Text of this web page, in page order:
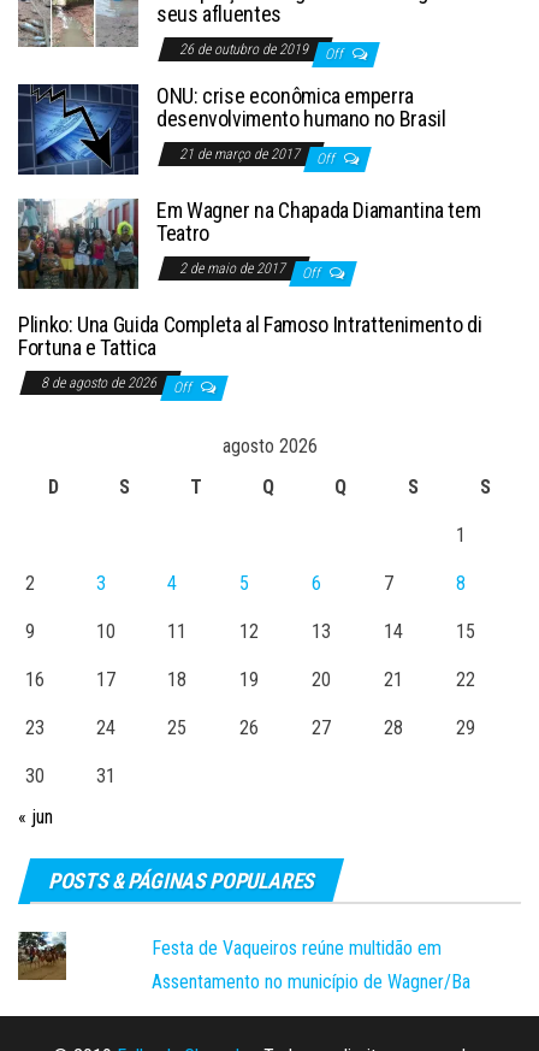
seus afluentes
26 de outubro de 2019 Off
ONU: crise econômica emperra
desenvolvimento humano no Brasil
21 de março de 2017 Off
Em Wagner na Chapada Diamantina tem
Teatro
2 de maio de 2017 Off
Plinko: Una Guida Completa al Famoso Intrattenimento di
Fortuna e Tattica
8 de agosto de 2026 Off
agosto 2026
D
S T Q Q S S
1
2 3 4 5 6 7 8
9 10 11 12 13 14 15
16 17 18 19 20 21 22
23 24 25 26 27 28 29
30
31
« jun
POSTS & PÁGINAS POPULARES
Festa de Vaqueiros reúne multidão em
Assentamento no município de Wagner/Ba